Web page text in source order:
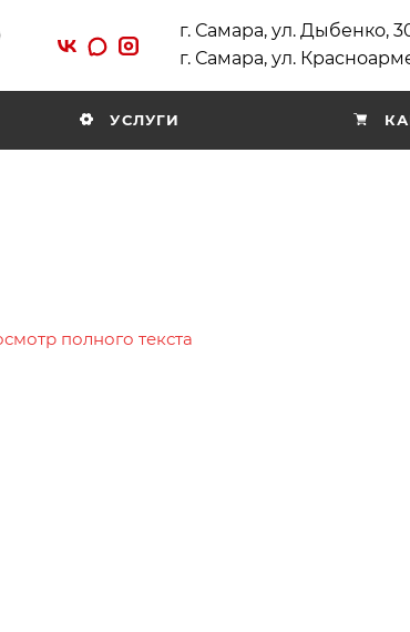
г. Самара, ул. Дыбенко,
г. Самара, ул.
УСЛУГИ
полного текста